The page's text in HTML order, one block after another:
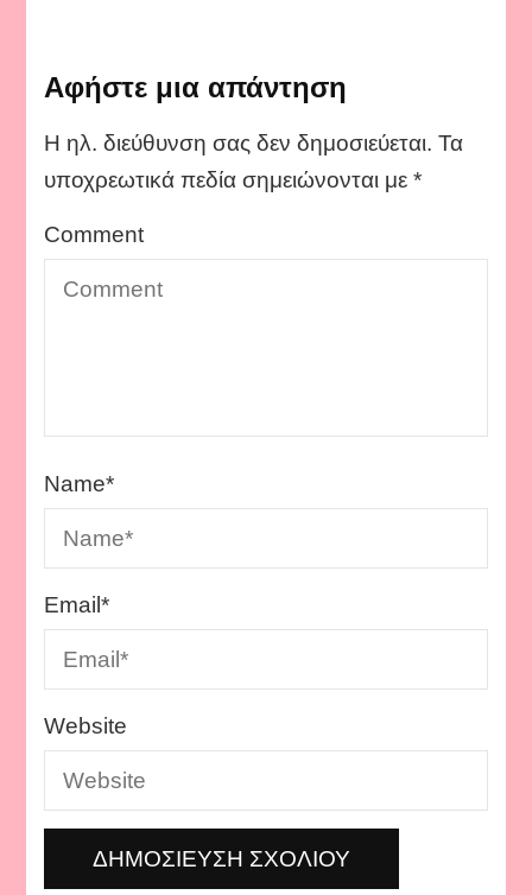
Αφήστε μια απάντηση
Η ηλ. διεύθυνση σας δεν δημοσιεύεται. Τα
υποχρεωτικά πεδία σημειώνονται με*
Comment
Name*
Email*
Website